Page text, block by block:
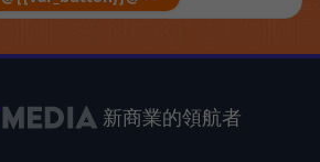
新商業的領航者